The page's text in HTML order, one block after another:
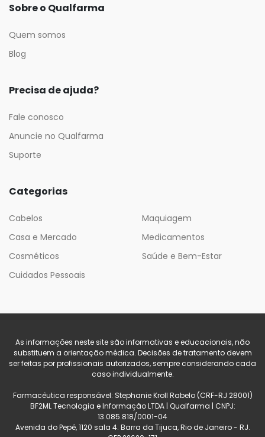
Sobre o Qualfarma
Quem somos
Blog
Precisa de ajuda?
Fale conosco
Anuncie no Qualfarma
Suporte
Categorias
Cabelos
Casa e Mercado
Cosméticos
Cuidados Pessoais
Maquiagem
Medicamentos
Saúde e Bem-Estar
As informações neste site são informativas e educacionais, não
substituem a orientação médica. Decisões de tratamento devem
ser feitas por profissionais autorizados, sempre considerando cada
caso individualmente.
Farmacêutica responsável: Stephanie Kroll Rabelo (CRF-RJ 28001)
BF2ML Tecnologia e Informação LTDA | Qualfarma | CNPJ:
13.085.818/0001-04
Avenida do Pepê, 1120 sala 4. Barra da Tijuca, Rio de Janeiro - RJ.